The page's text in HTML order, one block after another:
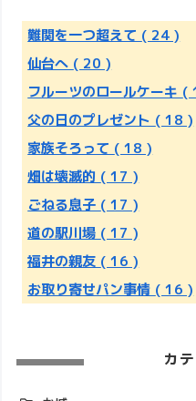
難関を一つ超えて ( 24 )
仙台へ ( 20 )
フルーツのロールケーキ (
父の日のプレゼント ( 18 )
家族そろって ( 18 )
畑は壊滅的 ( 17 )
ごねる息子 ( 17 )
道の駅川場 ( 17 )
福井の親友 ( 16 )
お取り寄せパン事情 ( 16 )
カ